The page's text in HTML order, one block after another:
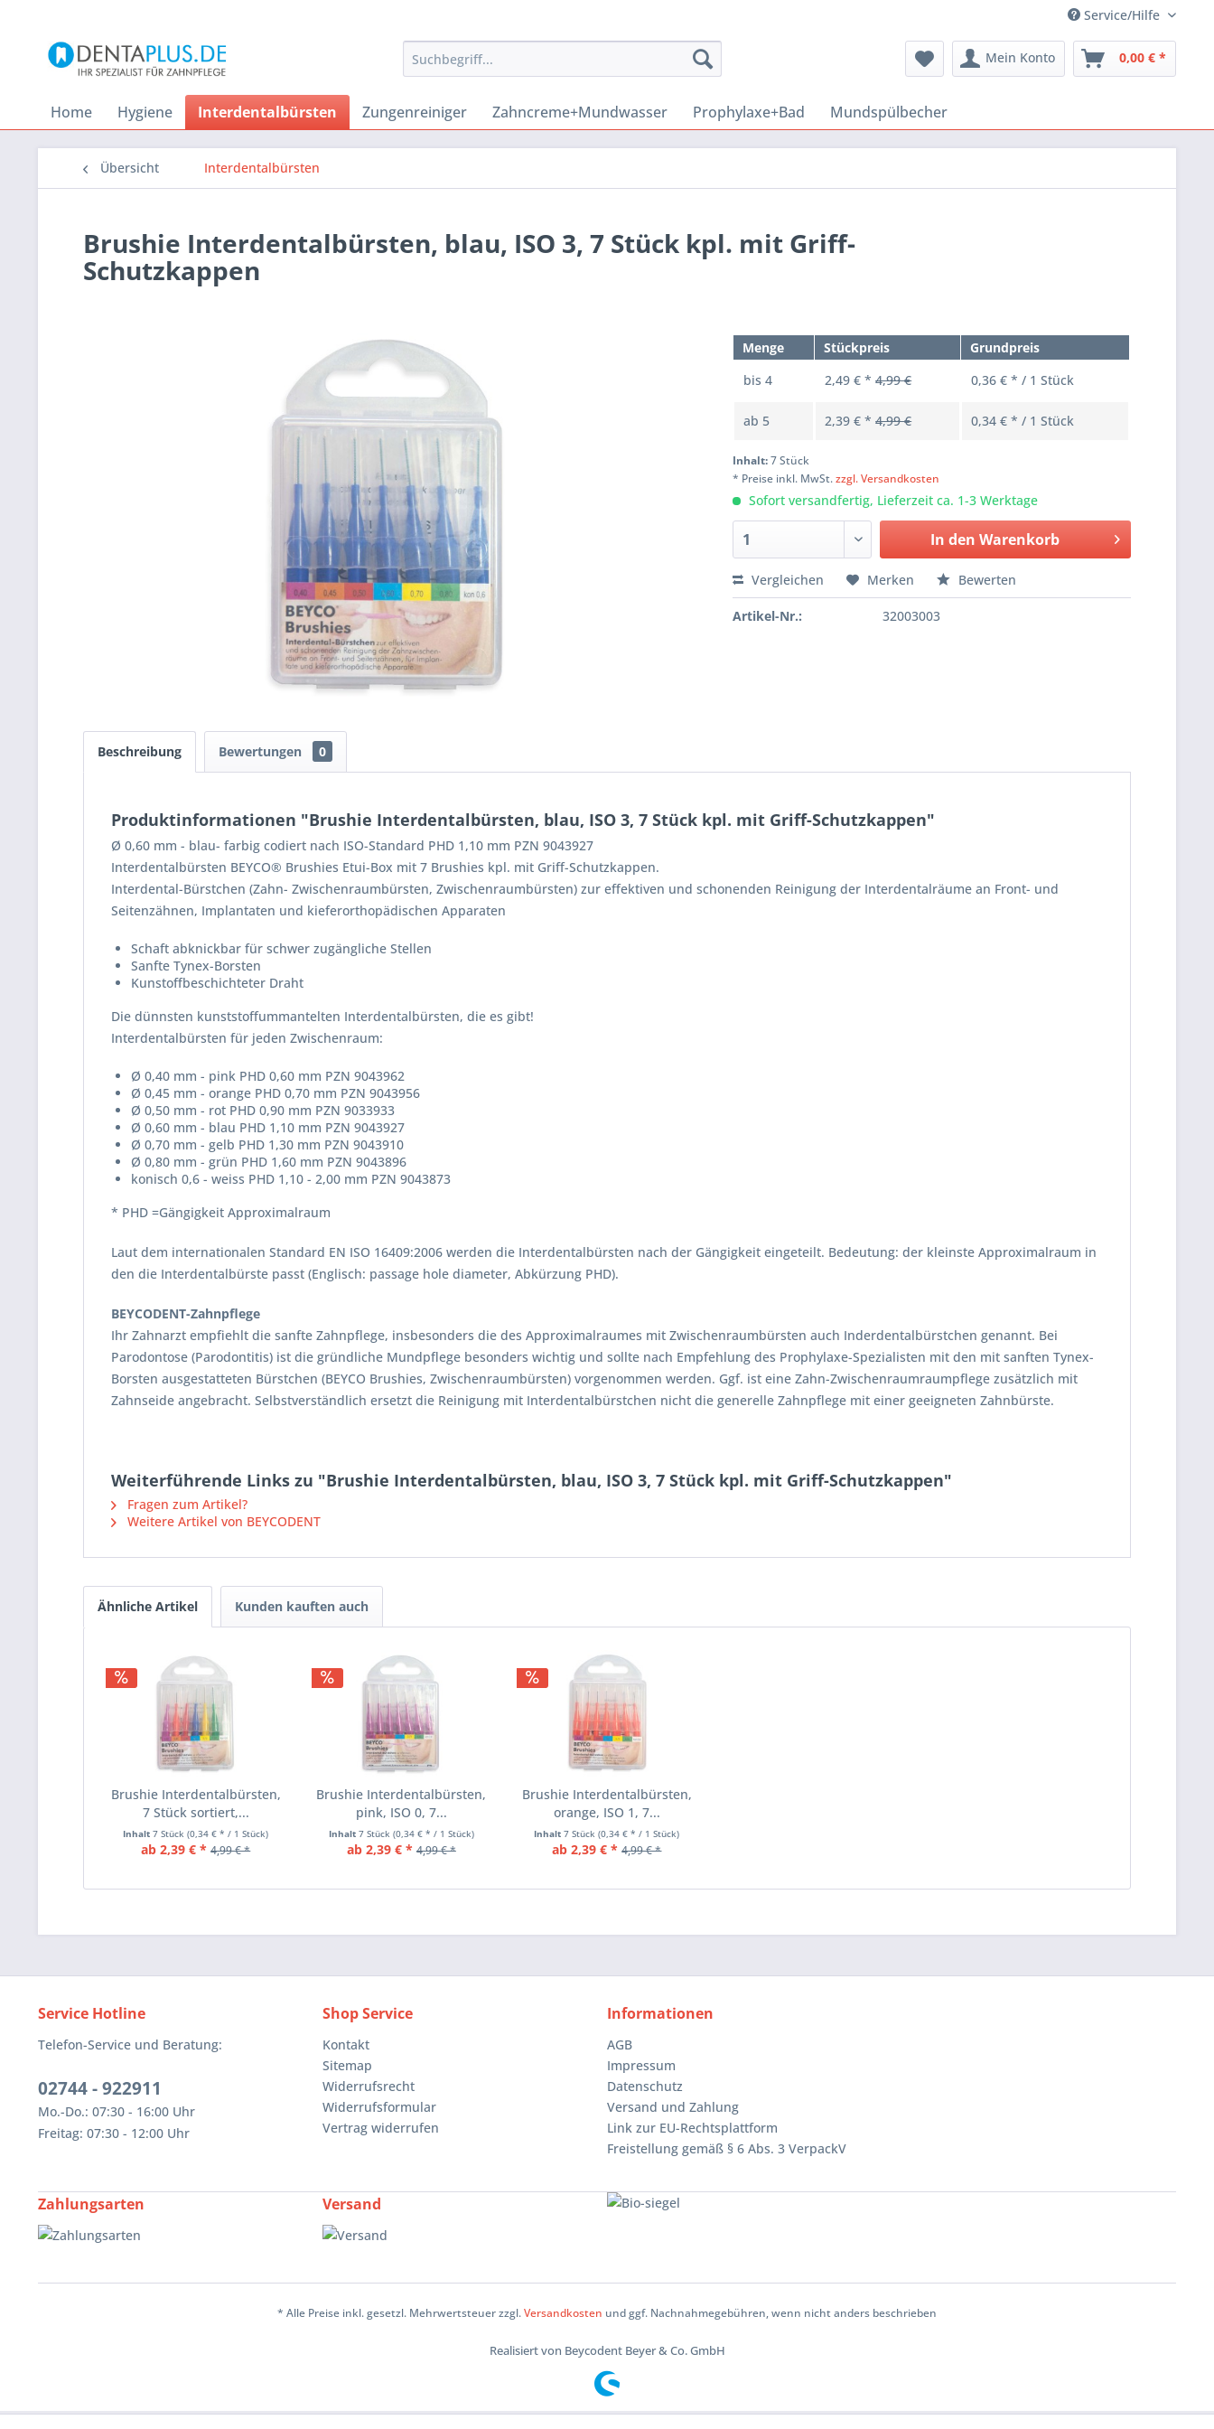
Service/Hilfe
Mein Konto 0,00 € *
Home Hygiene Interdentalbürsten Zungenreiniger Zahncreme+Mundwasser Prophylaxe+Bad Mundspülbecher
Übersicht Interdentalbürsten
Brushie Interdentalbürsten, blau, ISO 3, 7 Stück kpl. mit Griff-
Schutzkappen
Menge Stückpreis
Grundpreis
bis4 2,49 € *4,99 € 0,36 € * / 1 Stück
ab 5 2,39 € *4,99 € 0,34 € * / 1 Stück
Inhalt:7 Stück
* Preise inkl. MwSt.zzgl. Versandkosten
Sofort versandfertig, Lieferzeit ca. 1-3 Werktage
In den Warenkorb
Vergleichen Merken Bewerten
Artikel-Nr.: 32003003
Beschreibung Bewertungen 0
Produktinformationen "Brushie Interdentalbürsten, blau, ISO 3, 7 Stück kpl. mit Griff-Schutzkappen"
Ø 0,60 mm - blau- farbig codiert nach ISO-Standard PHD 1,10 mm PZN 9043927
Interdentalbürsten BEYCO® Brushies Etui-Box mit 7 Brushies kpl. mit Griff-Schutzkappen.
Interdental-Bürstchen (Zahn- Zwischenraumbürsten, Zwischenraumbürsten) zur effektiven und schonenden Reinigung der Interdentalräume an Front- und
Seitenzähnen, Implantaten und kieferorthopädischen Apparaten
Schaft abknickbar für schwer zugängliche Stellen
Sanfte Tynex-Borsten
Kunstoffbeschichteter Draht
Die dünnsten kunststoffummantelten Interdentalbürsten, die es gibt!
Interdentalbürsten für jeden Zwischenraum:
Ø 0,40 mm - pink PHD 0,60 mm PZN 9043962
Ø 0,45 mm - orange PHD 0,70 mm PZN 9043956
Ø 0,50 mm - rot PHD 0,90 mm PZN 9033933
Ø 0,60 mm - blau PHD 1,10 mm PZN 9043927
Ø 0,70 mm - gelb PHD 1,30 mm PZN 9043910
Ø 0,80 mm - grün PHD 1,60 mm PZN 9043896
konisch 0,6 - weiss PHD 1,10 - 2,00 mm PZN 9043873
* PHD =Gängigkeit Approximalraum
Laut dem internationalen Standard EN ISO 16409:2006 werden die Interdentalbürsten nach der Gängigkeit eingeteilt. Bedeutung: der kleinste Approximalraum in
den die Interdentalbürste passt (Englisch: passage hole diameter, Abkürzung PHD).
BEYCODENT-Zahnpflege
Ihr Zahnarzt empfiehlt die sanfte Zahnpflege, insbesonders die des Approximalraumes mit Zwischenraumbürsten auch Inderdentalbürstchen genannt. Bei
Parodontose (Parodontitis) ist die gründliche Mundpflege besonders wichtig und sollte nach Empfehlung des Prophylaxe-Spezialisten mit den mit sanften Tynex-
Borsten ausgestatteten Bürstchen (BEYCO Brushies, Zwischenraumbürsten) vorgenommen werden. Ggf. ist eine Zahn-Zwischenraumraumpflege zusätzlich mit
Zahnseide angebracht. Selbstverständlich ersetzt die Reinigung mit Interdentalbürstchen nicht die generelle Zahnpflege mit einer geeigneten Zahnbürste.
Weiterführende Links zu "Brushie Interdentalbürsten, blau, ISO 3, 7 Stück kpl. mit Griff-Schutzkappen"
Fragen zum Artikel?
Weitere Artikel von BEYCODENT
Ähnliche Artikel Kunden kauften auch
Brushie Interdentalbürsten,
7 Stück sortiert,...
Inhalt7 Stück(0,34 € * / 1 Stück)
ab 2,39 € * 4,99 € *
Brushie Interdentalbürsten,
pink, ISO 0, 7...
Inhalt 7 Stück (0,34 € * / 1 Stück)
ab 2,39 € * 4,99 € *
Brushie Interdentalbürsten,
orange, ISO 1, 7...
Inhalt7 Stück(0,34 € * / 1 Stück)
ab 2,39 € * 4,99 € *
Service Hotline
Telefon-Service und Beratung:
02744 - 922911
Mo.-Do.: 07:30 - 16:00 Uhr
Freitag: 07:30 - 12:00 Uhr
Shop Service
Kontakt
Sitemap
Widerrufsrecht
Widerrufsformular
Vertrag widerrufen
Informationen
AGB
Impressum
Datenschutz
Versand und Zahlung
Link zur EU-Rechtsplattform
Freistellung gemäß § 6 Abs. 3 VerpackV
Zahlungsarten Versand
* Alle Preise inkl. gesetzl. Mehrwertsteuer zzgl.Versandkosten und ggf. Nachnahmegebühren, wenn nicht anders beschrieben
Realisiert von Beycodent Beyer & Co. GmbH